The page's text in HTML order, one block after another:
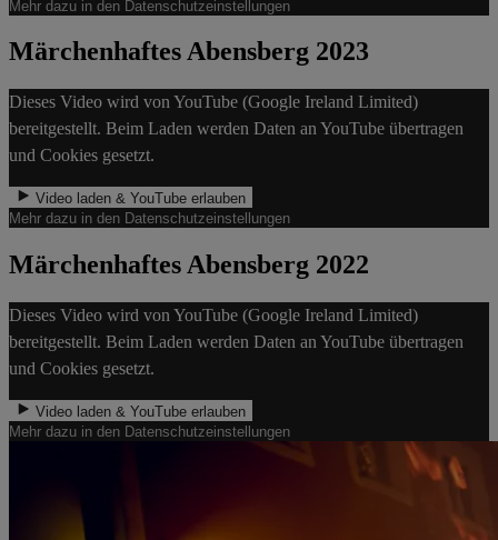
Mehr dazu in den Datenschutzeinstellungen
Märchenhaftes Abensberg 2023
Dieses Video wird von YouTube (Google Ireland Limited)
bereitgestellt. Beim Laden werden Daten an YouTube übertragen
und Cookies gesetzt.
Video laden & YouTube erlauben
Mehr dazu in den Datenschutzeinstellungen
Märchenhaftes Abensberg 2022
Dieses Video wird von YouTube (Google Ireland Limited)
bereitgestellt. Beim Laden werden Daten an YouTube übertragen
und Cookies gesetzt.
Video laden & YouTube erlauben
Mehr dazu in den Datenschutzeinstellungen